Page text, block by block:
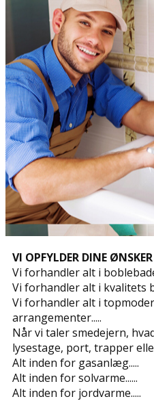
VI OPFYLDER DINE ØNSKER
Vi forhandler alt i
Vi forhandler alt i kvalitets
Vi forhandler alt i
arrangementer.....
Når vi taler smedejern,
lysestage, port, trapper
Alt inden for gasanlæg.....
Alt inden for solvarme......
Alt inden for jordvarme.....